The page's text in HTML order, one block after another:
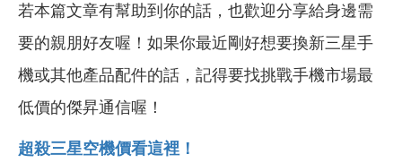
若本篇文章有幫助到你的話，也歡迎分享給身邊需
要的親朋好友喔！如果你最近剛好想要換新三星手
機或其他產品配件的話，記得要找挑戰手機市場最
低價的傑昇通信喔！
超殺三星空機價看這裡！